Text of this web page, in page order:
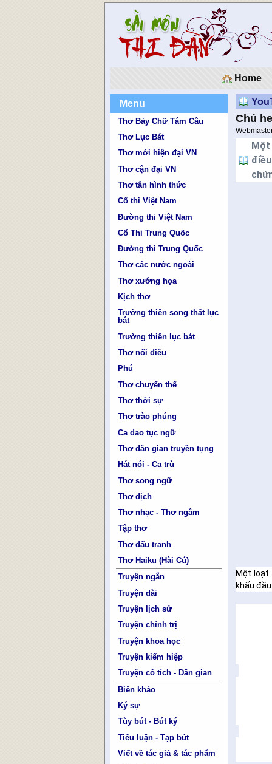
Home
Menu
Thơ Bảy Chữ Tám Câu
Thơ Lục Bát
Thơ mới hiện đại VN
Thơ cận đại VN
Thơ tân hình thức
Cổ thi Việt Nam
Đường thi Việt Nam
Cổ Thi Trung Quốc
Đường thi Trung Quốc
Thơ các nước ngoài
Thơ xướng họa
Kịch thơ
Trường thiên song thất lục
bát
Trường thiên lục bát
Thơ nối điêu
Phú
Thơ chuyển thể
Thơ thời sự
Thơ trào phúng
Ca dao tục ngữ
Thơ dân gian truyền tụng
Hát nói - Ca trù
Thơ song ngữ
Thơ dịch
Thơ nhạc - Thơ ngâm
Tập thơ
Thơ đấu tranh
Thơ Haiku (Hài Cú)
Truyện ngắn
Truyện dài
Truyện lịch sử
Truyện chính trị
Truyện khoa học
Truyện kiếm hiệp
Truyện cổ tích - Dân gian
Biên khảo
Ký sự
Tùy bút - Bút ký
Tiểu luận - Tạp bút
Viết về tác giả & tác phẩm
Chú
Một
Một loạt
khấu